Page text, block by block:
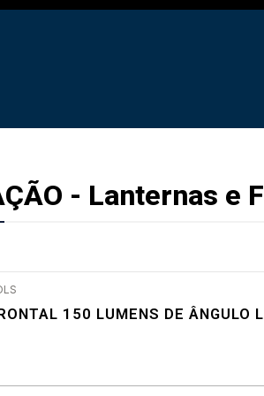
- Lanternas e
150 LUMENS DE